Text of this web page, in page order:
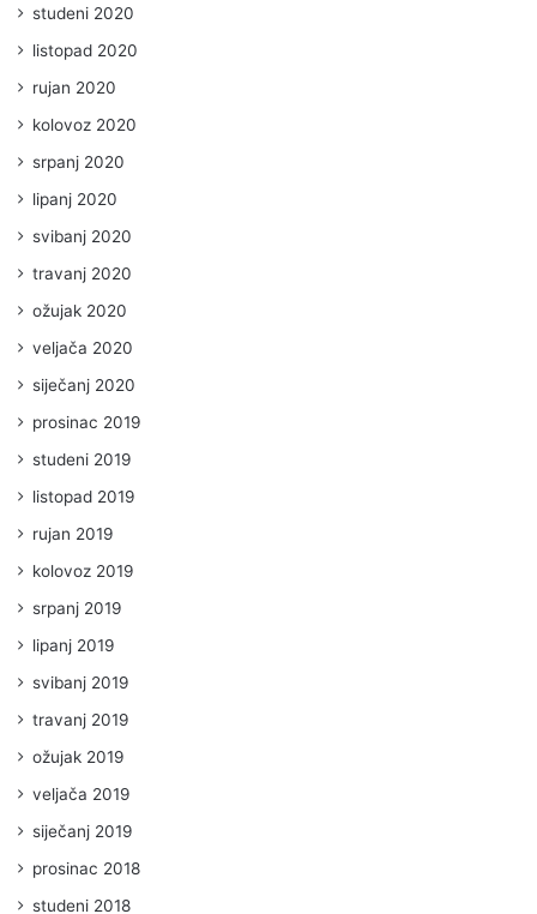
studeni 2020
listopad 2020
rujan 2020
kolovoz 2020
srpanj 2020
lipanj 2020
svibanj 2020
travanj 2020
ožujak 2020
veljača 2020
siječanj 2020
prosinac 2019
studeni 2019
listopad 2019
rujan 2019
kolovoz 2019
srpanj 2019
lipanj 2019
svibanj 2019
travanj 2019
ožujak 2019
veljača 2019
siječanj 2019
prosinac 2018
studeni 2018